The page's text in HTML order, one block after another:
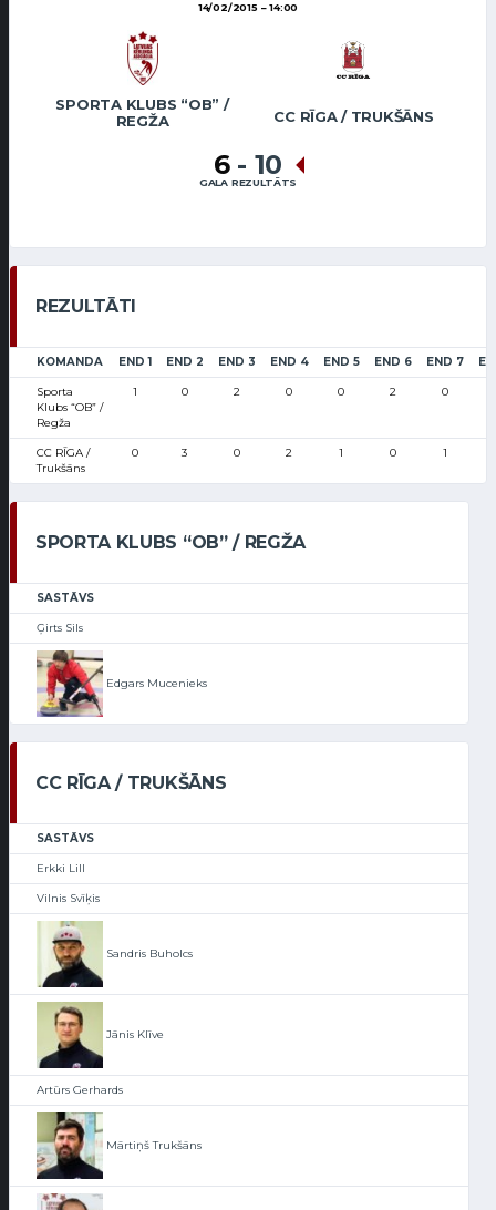
14/02/2015 14:00
SPORTA KLUBS “OB” /
REGŽA
CC RĪGA / TRUKŠĀNS
6 - 10
GALA REZULTĀTS
REZULTĀTI
KOMANDA END 1 END 2 END 3 END 4 END 5 END 6 END 7
Sporta
Klubs “OB” /
Regža
1 0 2 0 0 2 0
CC RĪGA /
Trukšāns
0 3 0 2 1 0 1
SPORTA KLUBS “OB” / REGŽA
SASTĀVS
Ģirts Sils
Edgars Mucenieks
CC RĪGA / TRUKŠĀNS
SASTĀVS
Erkki Lill
Vilnis Svīķis
Sandris Buholcs
Jānis Klīve
Artūrs Gerhards
Mārtiņš Trukšāns